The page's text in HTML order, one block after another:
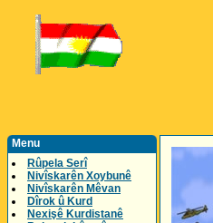
Menu
Rûpela Serî
Nivîskarên Xoybunê
Nivîskarên Mêvan
Dîrok û Kurd
Nexişê Kurdistanê